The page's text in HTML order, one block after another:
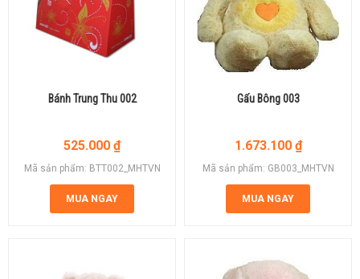
Bánh Trung Thu 002
525.000 ₫
Mã sản phẩm: BTT002_MHTVN
MUA NGAY
Gấu Bông 003
1.673.100 ₫
Mã sản phẩm: GB003_MHTVN
MUA NGAY